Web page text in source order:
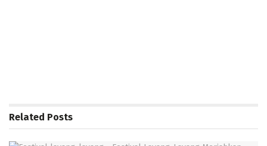
Related Posts